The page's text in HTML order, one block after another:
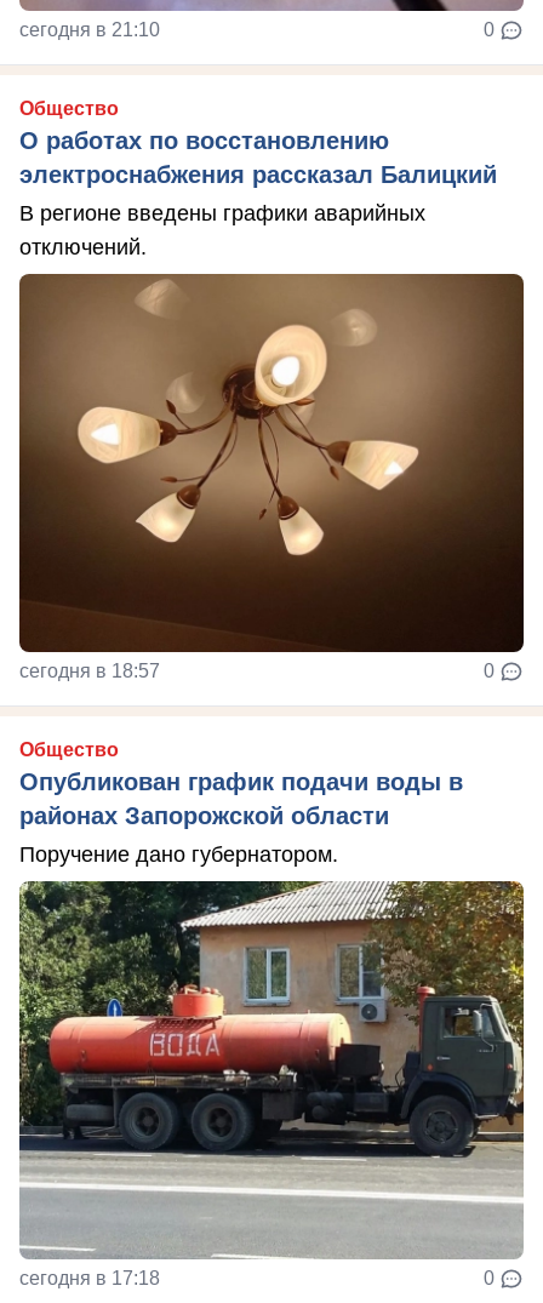
сегодня в 21:10 0
Общество
О работах по восстановлению
электроснабжения рассказал Балицкий
В регионе введены графики аварийных
отключений.
сегодня в 18:57 0
Общество
Опубликован график подачи воды в
районах Запорожской области
Поручение дано губернатором.
сегодня в 17:18 0